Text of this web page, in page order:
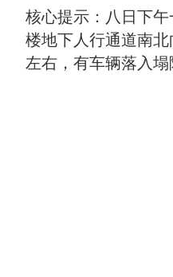
核心提示：八日下
楼地下人行通道南
左右，有车辆落入